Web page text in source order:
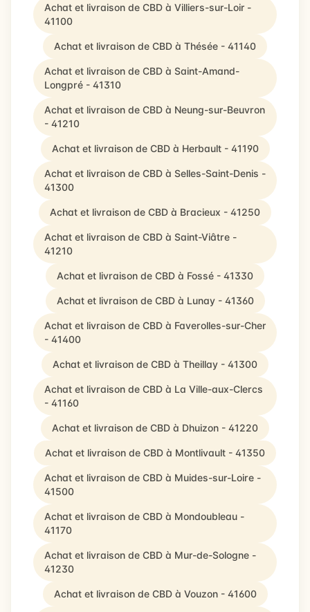
Achat et livraison de CBD à Villiers-sur-Loir -
41100
Achat et livraison de CBD à Thésée - 41140
Achat et livraison de CBD à Saint-Amand-
Longpré - 41310
Achat et livraison de CBD à Neung-sur-Beuvron
- 41210
Achat et livraison de CBD à Herbault - 41190
Achat et livraison de CBD à Selles-Saint-Denis -
41300
Achat et livraison de CBD à Bracieux - 41250
Achat et livraison de CBD à Saint-Viâtre -
41210
Achat et livraison de CBD à Fossé - 41330
Achat et livraison de CBD à Lunay - 41360
Achat et livraison de CBD à Faverolles-sur-Cher
- 41400
Achat et livraison de CBD à Theillay - 41300
Achat et livraison de CBD à La Ville-aux-Clercs
- 41160
Achat et livraison de CBD à Dhuizon - 41220
Achat et livraison de CBD à Montlivault - 41350
Achat et livraison de CBD à Muides-sur-Loire -
41500
Achat et livraison de CBD à Mondoubleau -
41170
Achat et livraison de CBD à Mur-de-Sologne -
41230
Achat et livraison de CBD à Vouzon - 41600